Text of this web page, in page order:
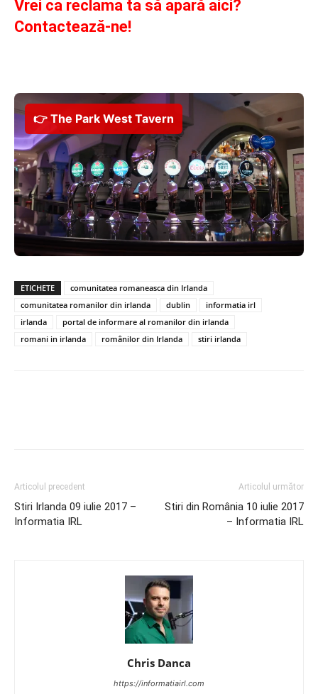
Vrei ca reclama ta să apară aici?
Contactează-ne!
👉 The Park West Tavern
ETICHETE
comunitatea romaneasca din Irlanda
comunitatea romanilor din irlanda
dublin
informatia irl
irlanda
portal de informare al romanilor din irlanda
romani in irlanda
românilor din Irlanda stiri irlanda
Articolul precedent
Stiri Irlanda 09 iulie 2017 –
Informatia IRL
Articolul următor
Stiri din România 10 iulie 2017
– Informatia IRL
Chris Danca
https://informatiairl.com